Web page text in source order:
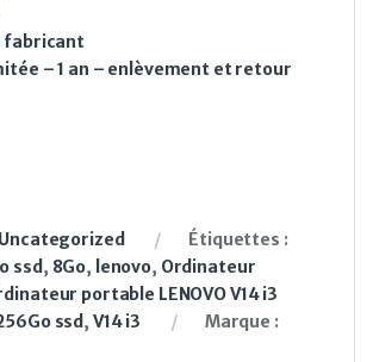
fabricant
– 1 an – enlèvement et retour
Uncategorized
Étiquettes :
ssd , 8Go, lenovo, Ordinateur
portable LENOVO V14 i3
ssd , V14 i3
Marque :